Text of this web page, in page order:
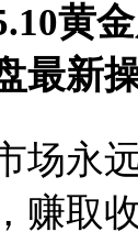
黄
最新
永远
赚取